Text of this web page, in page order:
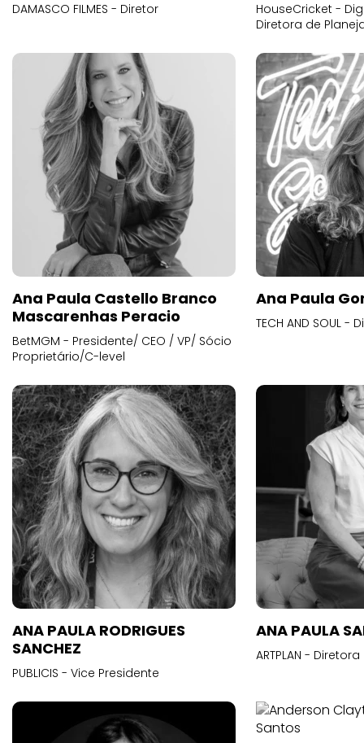
DAMASCO FILMES - Diretor
HouseCricket -
Diretora de
Ana Paula Castello Branco
Mascarenhas Peracio
BetMGM - Presidente/ CEO / VP/ Sócio
Proprietário/C-level
Ana Paula
TECH AND SOUL
ANA PAULA RODRIGUES
SANCHEZ
PUBLICIS - Vice Presidente
ANA PAULA
ARTPLAN -